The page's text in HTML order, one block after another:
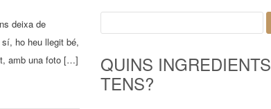
deixa de
ho heu llegit bé,
amb una foto […]
QUINS INGREDIENTS
TENS?